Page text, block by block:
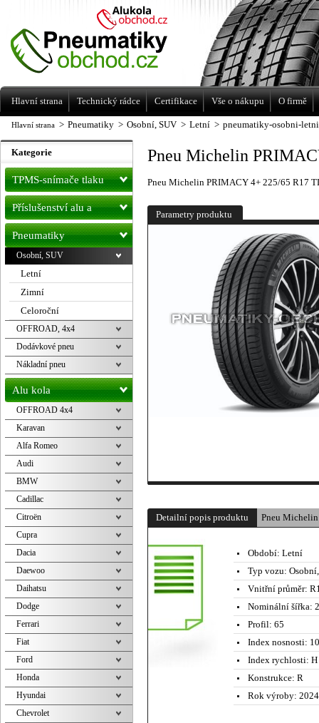
Hlavní strana > Pneumatiky > Osobní, SUV > Letní > pneumatiky-osobni-
Pneu Michelin
Pneu Michelin PRIMACY 4+ 225/65 R17
Parametry produktu
Detailní popis produktu Pneu
Období: Letní
Typ vozu:
Vnitřní průměr:
Nominální šířka:
Profil: 65
Index nosnosti:
Index rychlosti:
Konstrukce: R
Rok výroby:
Kategorie
TPMS-snímače tlaku
Příslušenství alu a
pneu
Pneumatiky
Osobní, SUV
Letní
Zimní
Celoroční
OFFROAD, 4x4
Dodávkové pneu
Nákladní pneu
Alu kola
OFFROAD 4x4
Karavan
Alfa Romeo
Audi
BMW
Cadillac
Citroën
Cupra
Dacia
Daewoo
Daihatsu
Dodge
Ferrari
Fiat
Ford
Honda
Hyundai
Chevrolet
Levné pneumatiky letní, zimní, Alu kola
a litá kola Racing Line
Hlavní strana Technický rádce Certifikace Vše o nákupu O firmě